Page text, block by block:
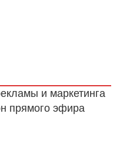
и маркетинга
прямого эфира